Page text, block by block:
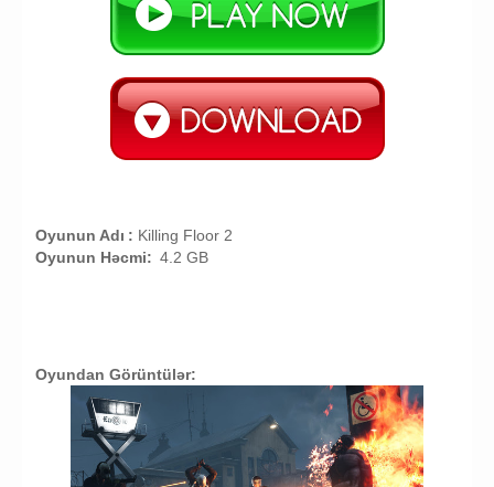
Oyunun Adı : Killing Floor 2
Oyunun Həcmi: 4.2 GB
Oyundan Görüntülər: